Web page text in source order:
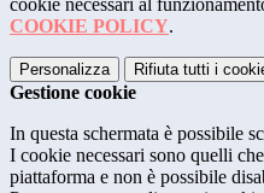
cookie necessari al
COOKIE POLICY.
Personalizza Rifiuta tutti i
Gestione cookie
In questa schermata è possibile
I cookie necessari sono quelli
piattaforma e non è possibile